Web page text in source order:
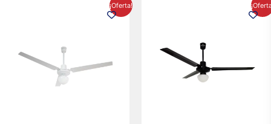
¡Oferta!
precio
actual
precio
actual